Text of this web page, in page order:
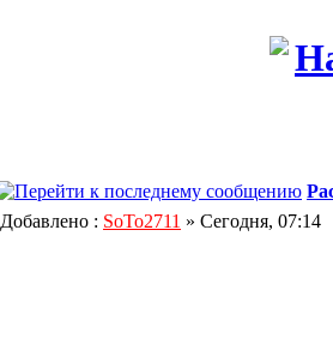
Добавлено : SoTo2711 » Сегодня, 07:14